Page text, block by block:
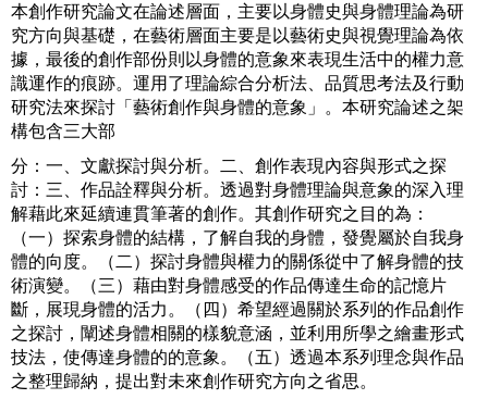
本創作研究論文在論述層面，主要以身體史與身體理論為研
究方向與基礎，在藝術層面主要是以藝術史與視覺理論為依
據，最後的創作部份則以身體的意象來表現生活中的權力意
識運作的痕跡。運用了理論綜合分析法、品質思考法及行動
研究法來探討「藝術創作與身體的意象」。本研究論述之架
構包含三大部
分：一、文獻探討與分析。二、創作表現內容與形式之探
討：三、作品詮釋與分析。透過對身體理論與意象的深入理
解藉此來延續連貫筆著的創作。其創作研究之目的為：
（一）探索身體的結構，了解自我的身體，發覺屬於自我身
體的向度。（二）探討身體與權力的關係從中了解身體的技
術演變。（三）藉由對身體感受的作品傳達生命的記憶片
斷，展現身體的活力。（四）希望經過關於系列的作品創作
之探討，闡述身體相關的樣貌意涵，並利用所學之繪畫形式
技法，使傳達身體的的意象。（五）透過本系列理念與作品
之整理歸納，提出對未來創作研究方向之省思。